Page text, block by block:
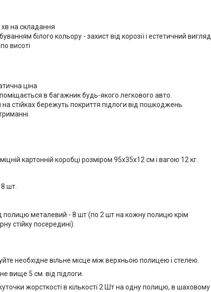
хв на складання
білого кольору - захист від корозії і естетичний вигляд
висоті
ціна
в багажник будь-якого легкового авто.
стійках бережуть покриття підлоги від пошкоджень.
картонній коробці розміром 95х35х12 см і вагою 12 кг.
шт.
полицю металевий - 8 шт (по 2 шт на кожну полицю крім
стійку посередині).
необхідне вільне місце між верхньою полицею і стелею.
вище 5 см. від підлоги.
жорсткості в кількості 2 Шт на одну полицю, в шаховому